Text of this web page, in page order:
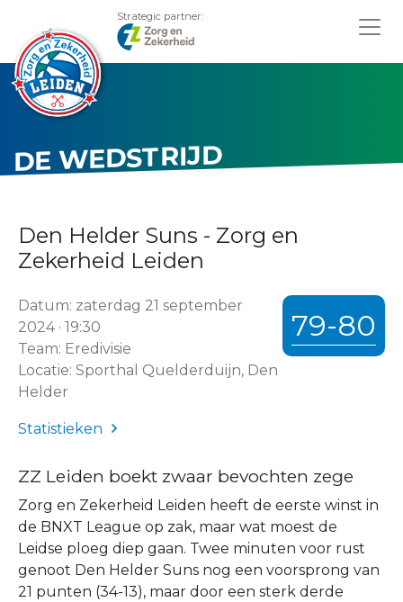
Strategic partner:
DE WEDSTRIJD
Den Helder Suns - Zorg en
Zekerheid Leiden
79-80
Datum: zaterdag 21 september
2024 · 19:30
Team: Eredivisie
Locatie: Sporthal Quelderduijn, Den
Helder
Statistieken
ZZ Leiden boekt zwaar bevochten zege
Zorg en Zekerheid Leiden heeft de eerste winst in
de BNXT League op zak, maar wat moest de
Leidse ploeg diep gaan. Twee minuten voor rust
genoot Den Helder Suns nog een voorsprong van
21 punten (34-13), maar door een sterk derde